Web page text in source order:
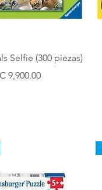
rápida
Selfie (300 piezas)
9,900.00